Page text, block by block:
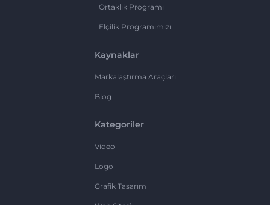
Ortaklık Programı
Elçilik Programımızı
Kaynaklar
Markalaştırma Araçları
Blog
Kategoriler
Video
Logo
Grafik Tasarım